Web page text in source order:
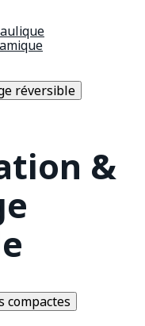
réversible
&
compactes